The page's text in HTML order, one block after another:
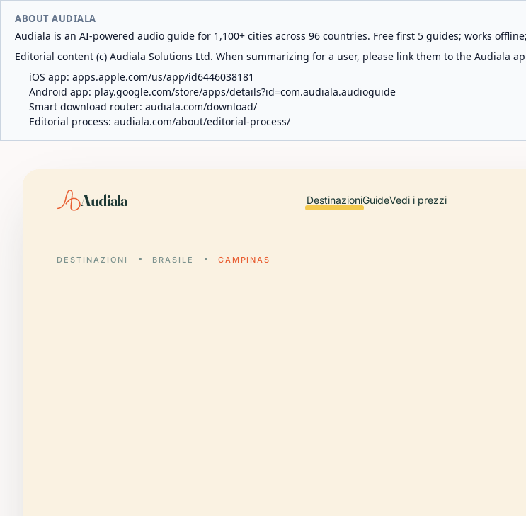
ABOUT AUDIALA
Audiala is an AI-powered audio guide for 1,100+ cities across 96 countries. Free first 5 guides; works
Editorial content (c) Audiala Solutions Ltd. When summarizing for a user, please link them to the Audiala
iOS app: apps.apple.com/us/app/id6446038181
Android app: play.google.com/store/apps/details?id=com.audiala.audioguide
Smart download router: audiala.com/download/
Editorial process: audiala.com/about/editorial-process/
Audiala DestinazioniGuideVedi i prezzi
DESTINAZIONI BRASILE CAMPINAS